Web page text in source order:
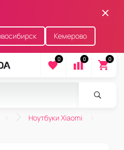
Кемерово
0 0 0
Ноутбуки Xiaomi